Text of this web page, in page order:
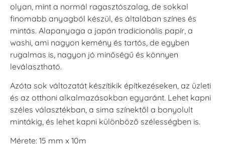
olyan, mint a normál ragasztószalag, de sokkal
finomabb anyagból készül, és általában színes és
mintás. Alapanyaga a japán tradicionális papír, a
washi, ami nagyon kemény és tartós, de egyben
rugalmas is, nagyon jó minőségű és könnyen
leválasztható.
Azóta sok változatát készítikik építkezéseken, az üzleti
és az otthoni alkalmazásokban egyaránt. Lehet kapni
széles választékban, a sima színektől a bonyolult
mintákig, és lehet kapni különböző szélességben is.
Mérete: 15 mm x 10m